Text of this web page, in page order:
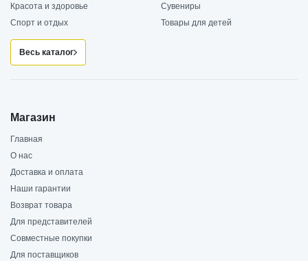
Красота и здоровье
Сувениры
Спорт и отдых
Товары для детей
Весь каталог
Магазин
Главная
О нас
Доставка и оплата
Наши гарантии
Возврат товара
Для представителей
Совместные покупки
Для поставщиков